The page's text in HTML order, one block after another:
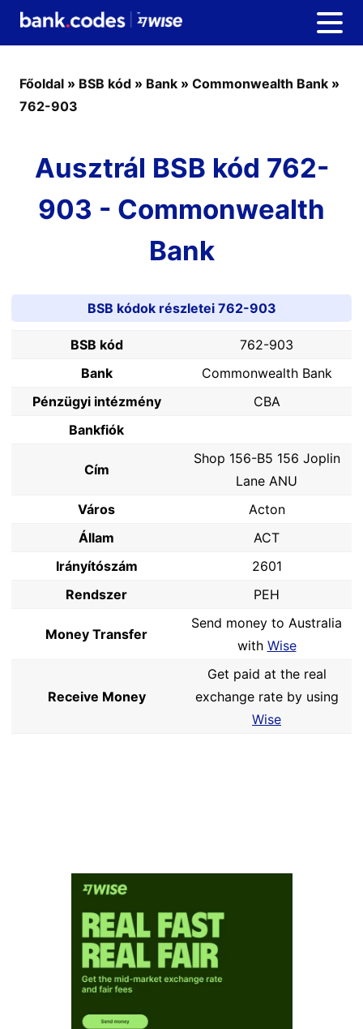
Főoldal » BSB kód » Bank » Commonwealth Bank »
762-903
Ausztrál BSB kód 762-
903 - Commonwealth
Bank
BSB kódok részletei 762-903
BSB kód
762-903
Bank
Commonwealth Bank
Pénzügyi intézmény
CBA
Bankfiók
Cím
Shop 156-B5 156 Joplin
Lane ANU
Város
Acton
Állam
ACT
Irányítószám
2601
Rendszer
PEH
Money Transfer
Send money to Australia
with Wise
Receive Money
Get paid at the real
exchange rate by using
Wise